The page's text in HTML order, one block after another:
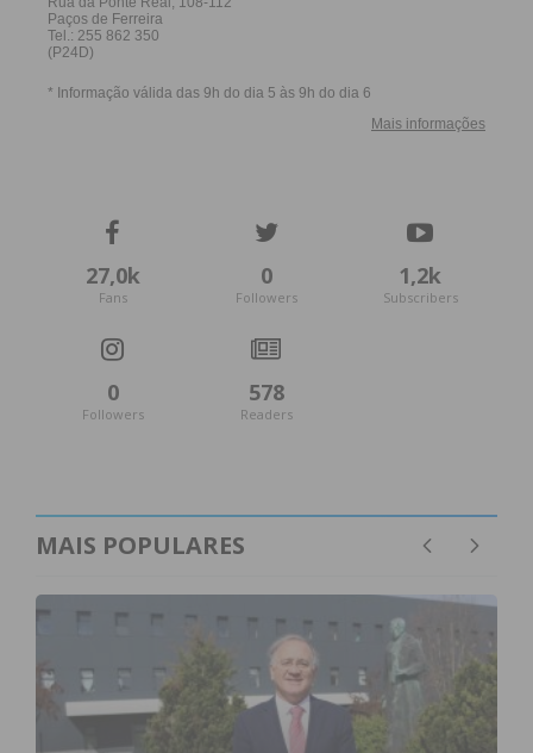
27,0k
Fans
0
Followers
1,2k
Subscribers
0
Followers
578
Readers
MAIS POPULARES